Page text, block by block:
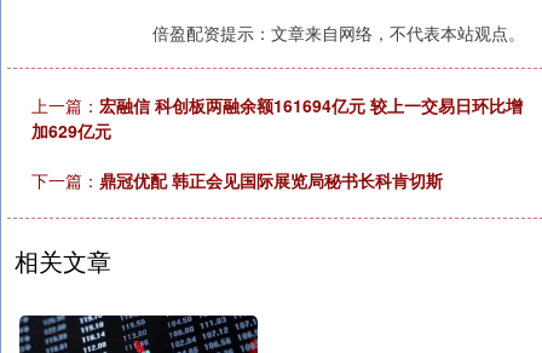
倍盈配资提示：文章来自网络，不代表本站观点。
上一篇： 宏融信 科创板两融余额161694亿元 较上一交易日环比增
加629亿元
下一篇： 鼎冠优配 韩正会见国际展览局秘书长科肯切斯
相关文章